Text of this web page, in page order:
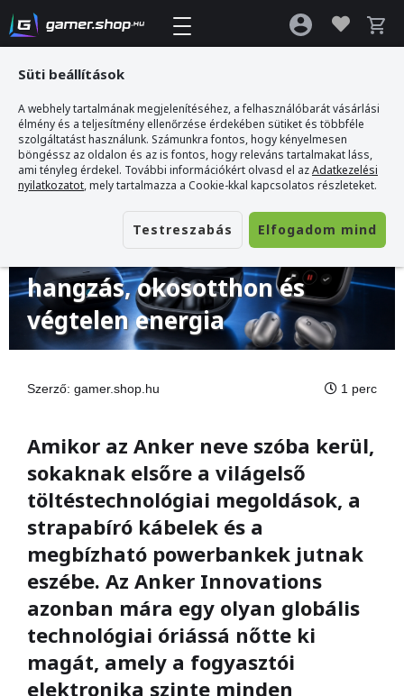
Gamer webshop >Blog >Ismerd meg az Anker ökoszisztémát: Prémium
hangzás, okosotthon és végtelen energia
2026. június 04.
Ismerd meg az Anker
ökoszisztémát: Prémium
hangzás, okosotthon és
végtelen energia
Szerző: gamer.shop.hu 1 perc
Amikor az Anker neve szóba kerül,
sokaknak elsőre a világelső
töltéstechnológiai megoldások, a
strapabíró kábelek és a
megbízható powerbankek jutnak
eszébe. Az Anker Innovations
azonban mára egy olyan globális
technológiai óriássá nőtte ki
magát, amely a fogyasztói
elektronika szinte minden
Süti beállítások
A webhely tartalmának megjelenítéséhez, a felhasználóbarát vásárlási
élmény és a teljesítmény ellenőrzése érdekében sütiket és többféle
szolgáltatást használunk. Számunkra fontos, hogy kényelmesen
böngéssz az oldalon és az is fontos, hogy releváns tartalmakat láss,
ami tényleg érdekel. További információkért olvasd el azAdatkezelési
nyilatkozatot, mely tartalmazza a Cookie-kkal kapcsolatos részleteket.
Testreszabás Elfogadom mind